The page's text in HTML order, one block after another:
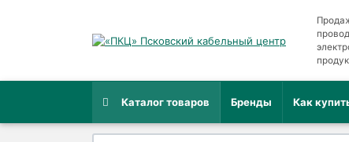
Каталог товаров Бренды Как